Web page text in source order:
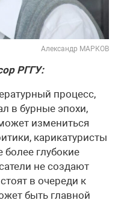
Александр МАРКОВ
РГГУ:
процесс,
в бурные эпохи,
измениться
карикатуристы
глубокие
не создают
в очереди к
быть главной